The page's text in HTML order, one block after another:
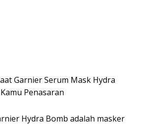
Hydra Bomb adalah masker